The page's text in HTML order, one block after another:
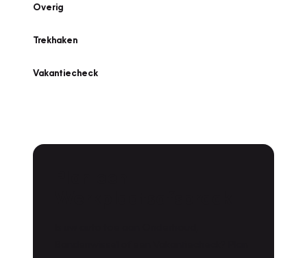
Overig
Trekhaken
Vakantiecheck